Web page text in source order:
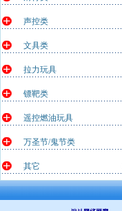
声控类
文具类
拉力玩具
镖靶类
遥控燃油玩具
万圣节/鬼节类
其它